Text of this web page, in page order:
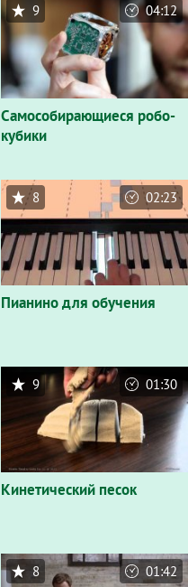
Самособирающиеся робо-
кубики
9 04:12
Пианино для обучения
8 02:23
Кинетический песок
9 01:30
8 01:42